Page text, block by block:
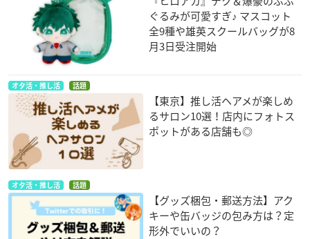
ぐるみが可愛すぎ♪ マスコット
全9種や雄英スクールバッグが8
月3日受注開始
オタ活・推し活 話題
【東京】推し活ヘアメが楽しめ
るサロン10選！店内にフォトス
ポットがある店舗も◎
オタ活・推し活 話題
【グッズ梱包・郵送方法】アク
キーや缶バッジの包み方は？定
形外でいいの？